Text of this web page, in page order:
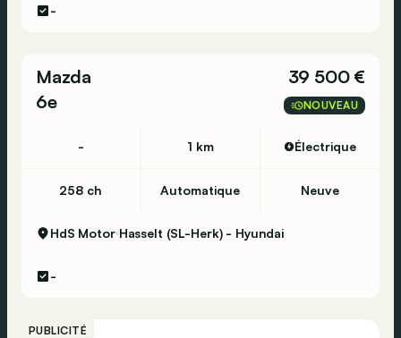
-
Mazda
6e
39 500 €
NOUVEAU
- 1 km Électrique
258 ch Automatique Neuve
HdS Motor Hasselt (SL-Herk) - Hyundai
-
PUBLICITÉ